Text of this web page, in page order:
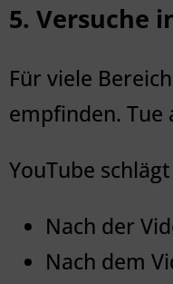
5. Versuche
Für viele
empfinden. Tue
YouTube
Nach der
Nach dem